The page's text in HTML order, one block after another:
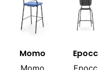
Momo
Momo
Epocc
Epocc